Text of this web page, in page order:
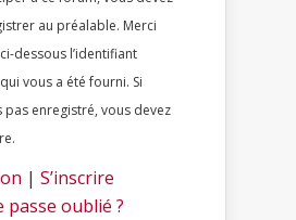
au préalable. Merci
dessous l’identifiant
a été fourni. Si
pas enregistré, vous devez
| S’inscrire
passe oublié ?